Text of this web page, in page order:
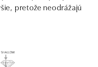
pretože neodrážajú